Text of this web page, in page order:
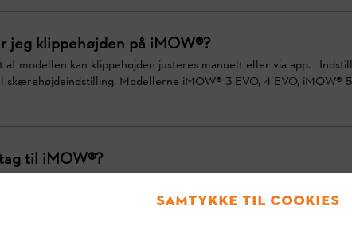
jeg klippehøjden på iMOW®?
modellen kan klippehøjden justeres manuelt eller via app.
skærehøjdeindstilling. Modellerne iMOW® 3 EVO, 4 EVO, iMOW®
til iMOW®?
kan monteres på dockingstationen som tilbehør. Det beskytter
af soltag til iMOW® Soltaget kan monteres på STIHL
Samtykke til cookies